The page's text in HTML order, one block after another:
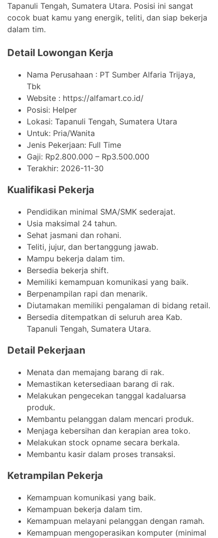
Tapanuli Tengah, Sumatera Utara. Posisi ini sangat
cocok buat kamu yang energik, teliti, dan siap bekerja
dalam tim.
Detail Lowongan Kerja
Nama Perusahaan : PT Sumber Alfaria Trijaya,
Tbk
Website : https://alfamart.co.id/
Posisi: Helper
Lokasi: Tapanuli Tengah, Sumatera Utara
Untuk: Pria/Wanita
Jenis Pekerjaan: Full Time
Gaji: Rp2.800.000 – Rp3.500.000
Terakhir: 2026-11-30
Kualifikasi Pekerja
Pendidikan minimal SMA/SMK sederajat.
Usia maksimal 24 tahun.
Sehat jasmani dan rohani.
Teliti, jujur, dan bertanggung jawab.
Mampu bekerja dalam tim.
Bersedia bekerja shift.
Memiliki kemampuan komunikasi yang baik.
Berpenampilan rapi dan menarik.
Diutamakan memiliki pengalaman di bidang retail.
Bersedia ditempatkan di seluruh area Kab.
Tapanuli Tengah, Sumatera Utara.
Detail Pekerjaan
Menata dan memajang barang di rak.
Memastikan ketersediaan barang di rak.
Melakukan pengecekan tanggal kadaluarsa
produk.
Membantu pelanggan dalam mencari produk.
Menjaga kebersihan dan kerapian area toko.
Melakukan stock opname secara berkala.
Membantu kasir dalam proses transaksi.
Ketrampilan Pekerja
Kemampuan komunikasi yang baik.
Kemampuan bekerja dalam tim.
Kemampuan melayani pelanggan dengan ramah.
Kemampuan mengoperasikan komputer (minimal